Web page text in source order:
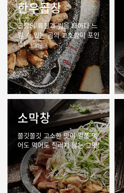
한우곱창
곱창의 육질과 씹을 때마다 느
낄 수 있는곱의 고소함이 포인
트!
소막창
쫄깃쫄깃 고소한 맛이 일품먹
어도 먹어도 질리지 않는 그맛!